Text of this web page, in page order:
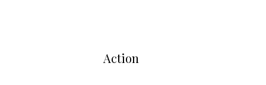
Action